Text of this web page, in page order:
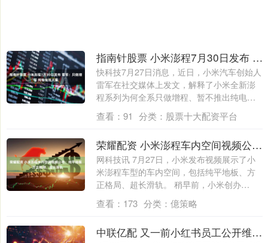
指南针股票 小米澎程7月30日发布 雷军：只做增程 纯电电池太重
快科技7月27日消息，近日，小米汽车创始人
雷军在社交媒体上发文，解释了小米全新澎
程系列为何全系只做增程、暂不推出纯电版
本....
查看： 91 分类： 股票十大配资平台
荣耀配资 小米澎程车内空间视频公布：纯平地板、方正格局、超长滑轨
网科技讯 7月27日，小米发布视频展示了小
米澎程车型的车内空间，包括纯平地板、方
正格局、超长滑轨。 稍早前，小米创办
人、....
查看： 173 分类： 億策略
中联亿配 又一前小红书员工公开维权：距期权归属仅剩8天被解除劳动合同